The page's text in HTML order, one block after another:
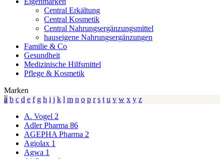
Central Erkältung
Central Kosmetik
Central Nahrungsergänzungsmittel
hauseigene Nahrungsergänzungen
Familie & Co
Gesundheit
Medizinische Hilfsmittel
Pflege & Kosmetik
Marken
a b c d e f g h i j k l m n o p r s t u v w x y z
A. Vogel 2
Adler Pharma 86
AGEPHA Pharma 2
Agiolax 1
Agwa 1